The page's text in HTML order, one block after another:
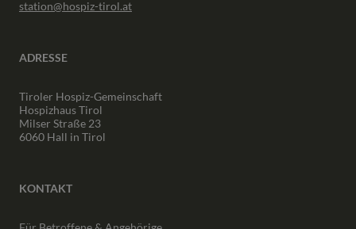
station@hospiz-tirol.at
ADRESSE
Tiroler Hospiz-Gemeinschaft
Hospizhaus Tirol
Milser Straße 23
6060 Hall in Tirol
KONTAKT